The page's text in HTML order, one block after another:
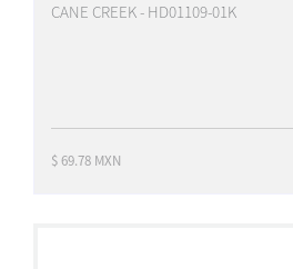
CANE CREEK - HD01109-01K
$ 69.78 MXN